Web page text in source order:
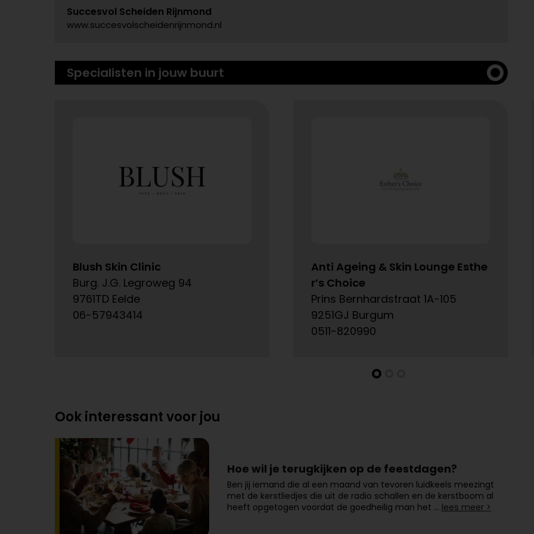
Succesvol Scheiden Rijnmond
www.succesvolscheidenrijnmond.nl
Specialisten in jouw buurt
Blush Skin Clinic
Burg. J.G. Legroweg 94
9761TD Eelde
06-57943414
Anti Ageing & Skin Lounge Esthe
r’s Choice
Prins Bernhardstraat 1A-105
9251GJ Burgum
0511-820990
Ook interessant voor jou
Hoe wil je terugkijken op de feestdagen?
Ben jij iemand die al een maand van tevoren luidkeels meezingt
met de kerstliedjes die uit de radio schallen en de kerstboom al
heeft opgetogen voordat de goedheilig man het … lees meer >